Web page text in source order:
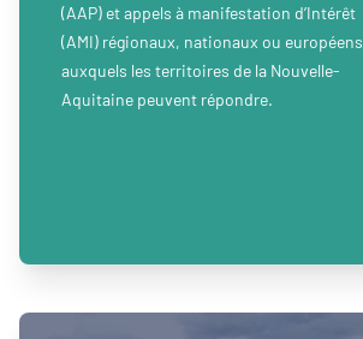
(AAP) et appels à manifestation d’Intérêt
(AMI) régionaux, nationaux ou européens
auxquels les territoires de la Nouvelle-
Aquitaine peuvent répondre.